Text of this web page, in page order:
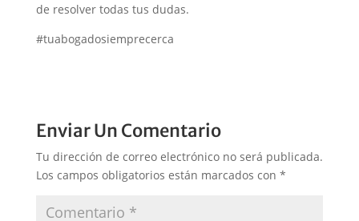
de resolver todas tus dudas.
#tuabogadosiemprecerca
Enviar Un Comentario
Tu dirección de correo electrónico no será publicada.
Los campos obligatorios están marcados con *